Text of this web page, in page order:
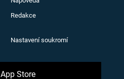
Redakce
Nastavení soukromí
App Store